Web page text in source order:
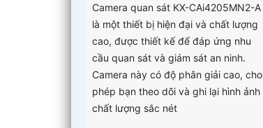
Camera quan sát KX-CAi4205MN2-A
là một thiết bị hiện đại và chất lượng
cao, được thiết kế để đáp ứng nhu
cầu quan sát và giám sát an ninh.
Camera này có độ phân giải cao, cho
phép bạn theo dõi và ghi lại hình ảnh
chất lượng sắc nét